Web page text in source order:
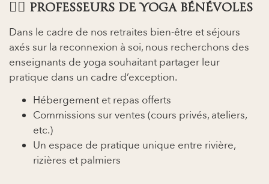
🧘‍♀️ PROFESSEURS DE YOGA BÉNÉVOLES
Dans le cadre de nos retraites bien-être et séjours
axés sur la reconnexion à soi, nous recherchons des
enseignants de yoga souhaitant partager leur
pratique dans un cadre d’exception.
Hébergement et repas offerts
Commissions sur ventes (cours privés, ateliers,
etc.)
Un espace de pratique unique entre rivière,
rizières et palmiers